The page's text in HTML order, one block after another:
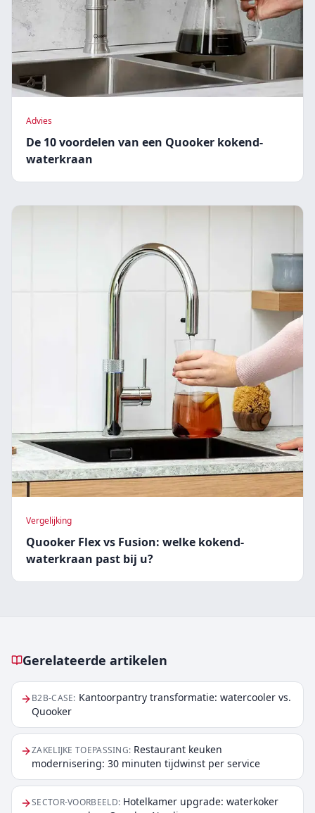
Advies
De 10 voordelen van een Quooker kokend-
waterkraan
Vergelijking
Quooker Flex vs Fusion: welke kokend-
waterkraan past bij u?
Gerelateerde artikelen
Gerelateerde artikelen
B2B-CASE: Kantoorpantry transformatie: watercooler vs.
Quooker
ZAKELIJKE TOEPASSING: Restaurant keuken
modernisering: 30 minuten tijdwinst per service
SECTOR-VOORBEELD: Hotelkamer upgrade: waterkoker